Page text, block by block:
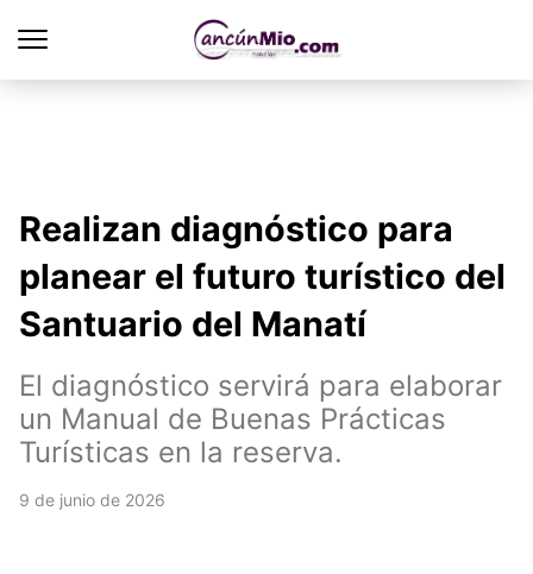
Realizan diagnóstico para
planear el futuro turístico del
Santuario del Manatí
El diagnóstico servirá para elaborar
un Manual de Buenas Prácticas
Turísticas en la reserva.
9 de junio de 2026